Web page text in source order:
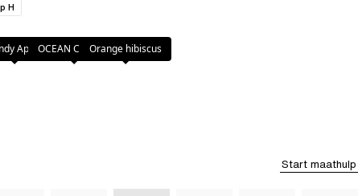
H
AppleOCEAN CAVERNOrange hibiscus
Start maathulp